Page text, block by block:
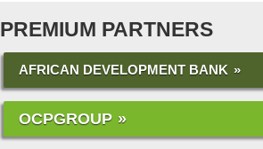
PREMIUM PARTNERS
AFRICAN DEVELOPMENT BANK
OCPGROUP